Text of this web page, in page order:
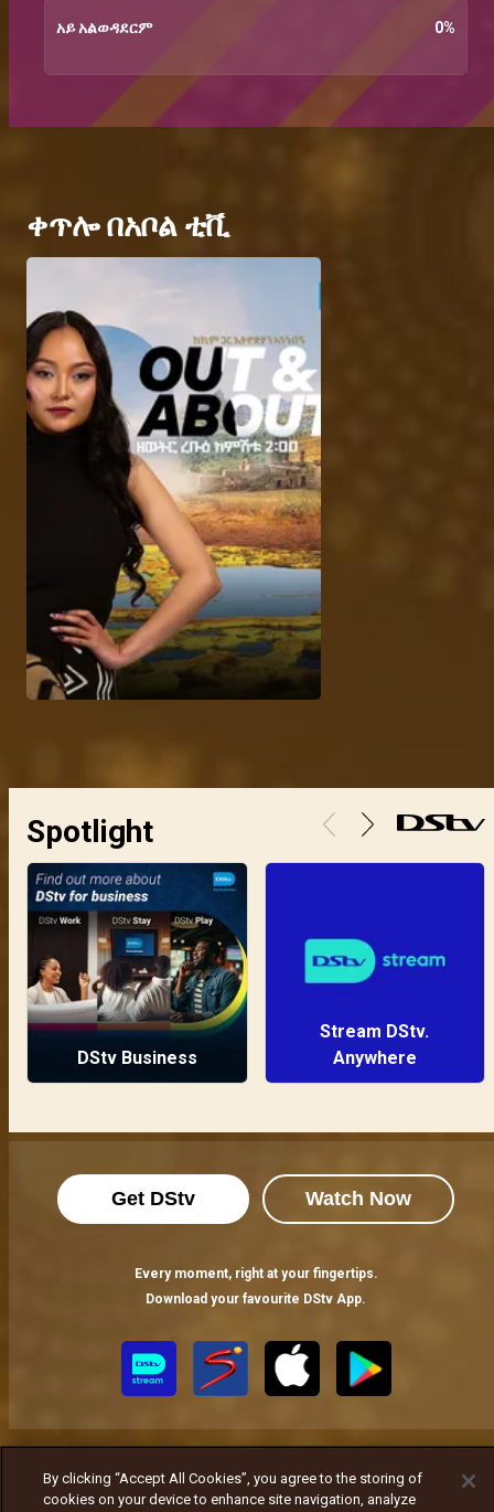
አይ አልወዳደርም 0%
ቀጥሎ በአቦል ቲቪ
Spotlight
DStv Business
Stream DStv.
Anywhere
Get DStv Watch Now
Every moment, right at your fingertips.
Download your favourite DStv App.
By clicking “Accept All Cookies”, you agree to the storing of
cookies on your device to enhance site navigation, analyze